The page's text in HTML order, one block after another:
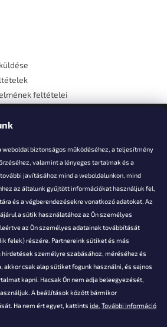
weboldal biztonságos működéséhez, a teljesítmény
valamint a lényeges tartalmak és a
javításához mind a weboldalunkon, mind
az általunk gyűjtött információkat használjuk fel,
és a végberendezésekre vonatkozó adatokat. Az
a sütik használatához az Ön személyes
az Ön személyes adatainak továbbítását
felek) részére. Partnereink sütiket és más
személyre szabásához, méréséhez és
akkor csak alap sütiket fogunk használni, és sajnos
kapni. Hacsak Ön nem adja beleegyezését,
A beállítások között bármikor
Ha nem ért egyet, kattints ide. További információ
feltételei